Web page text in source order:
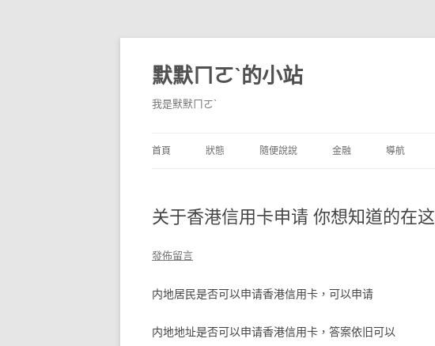
默默ㄇㄛˋ的小站
我是默默ㄇㄛˋ
首頁 狀態
獨白
隨便說說 金融
券商
導航
关于香港信用卡申请 你想知道的在这
發佈留言
内地居民是否可以申请香港信用卡，可以申请
内地地址是否可以申请香港信用卡，答案依旧可以